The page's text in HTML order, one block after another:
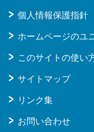
個人情報保護指針
ホームページのユ
このサイトの使い
サイトマップ
リンク集
お問い合わせ